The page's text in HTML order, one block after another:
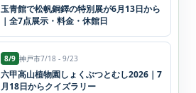
玉青館で松帆銅鐸の特別展が6月13日から
｜全7点展示・料金・休館日
8/9 神戸市7/18 - 9/23
六甲高山植物園しょくぶつとむし2026｜7
月18日からクイズラリー